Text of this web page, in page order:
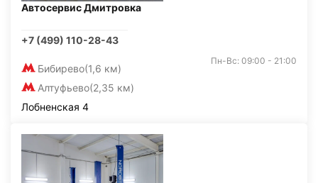
Автосервис Дмитровка
+7 (499) 110-28-43
Бибирево(1,6 км)
Алтуфьево(2,35 км)
Пн-Вс: 09:00 - 21:00
Лобненская 4